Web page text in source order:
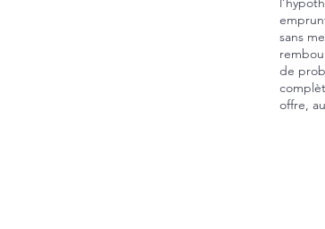
sans
de
offre,